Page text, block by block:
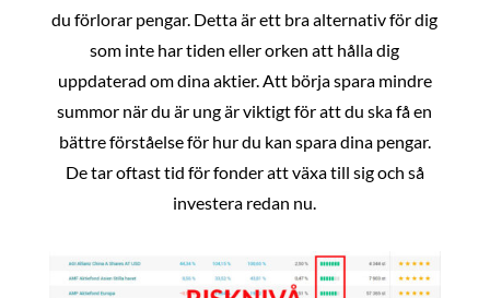
du förlorar pengar. Detta är ett bra alternativ för dig
som inte har tiden eller orken att hålla dig
uppdaterad om dina aktier. Att börja spara mindre
summor när du är ung är viktigt för att du ska få en
bättre förståelse för hur du kan spara dina pengar.
De tar oftast tid för fonder att växa till sig och så
investera redan nu.